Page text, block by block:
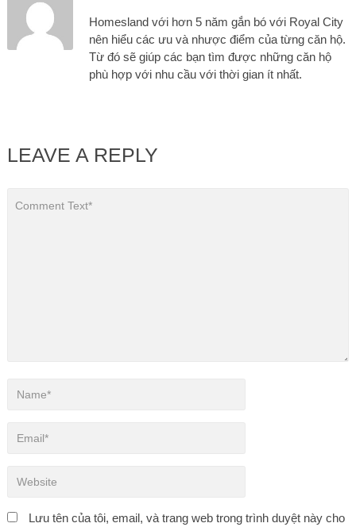
Homesland với hơn 5 năm gắn bó với Royal City
nên hiểu các ưu và nhược điểm của từng căn hộ.
Từ đó sẽ giúp các bạn tìm được những căn hộ
phù hợp với nhu cầu với thời gian ít nhất.
LEAVE A REPLY
Lưu tên của tôi, email, và trang web trong trình duyệt này cho